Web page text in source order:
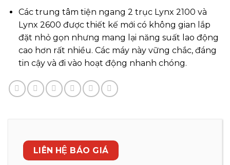
Các trung tâm tiện ngang 2 trục Lynx 2100 và
Lynx 2600 được thiết kế mới có không gian lắp
đặt nhỏ gọn nhưng mang lại năng suất lao động
cao hơn rất nhiều. Các máy này vững chắc, đáng
tin cậy và đi vào hoạt động nhanh chóng.
LIÊN HỆ BÁO GIÁ